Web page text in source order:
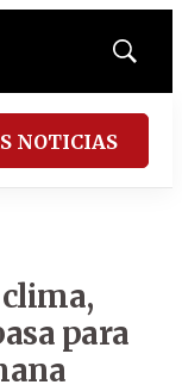
Mostrar
NOTICIAS
para